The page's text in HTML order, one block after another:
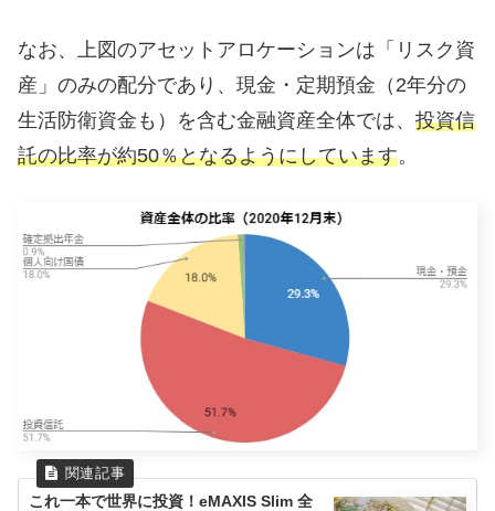
なお、上図のアセットアロケーションは「リスク資
産」のみの配分であり、現金・定期預金（2年分の
生活防衛資金も）を含む金融資産全体では、 投資信
託の比率が約50％となるようにしています。
これ一本で世界に投資！eMAXIS Slim 全